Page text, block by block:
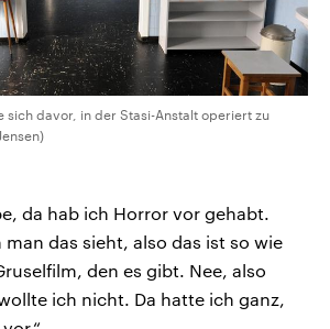
sich davor, in der Stasi-Anstalt operiert zu
da hab ich Horror vor gehabt.
das sieht, also das ist so wie
den es gibt. Nee, also
ich nicht. Da hatte ich ganz,